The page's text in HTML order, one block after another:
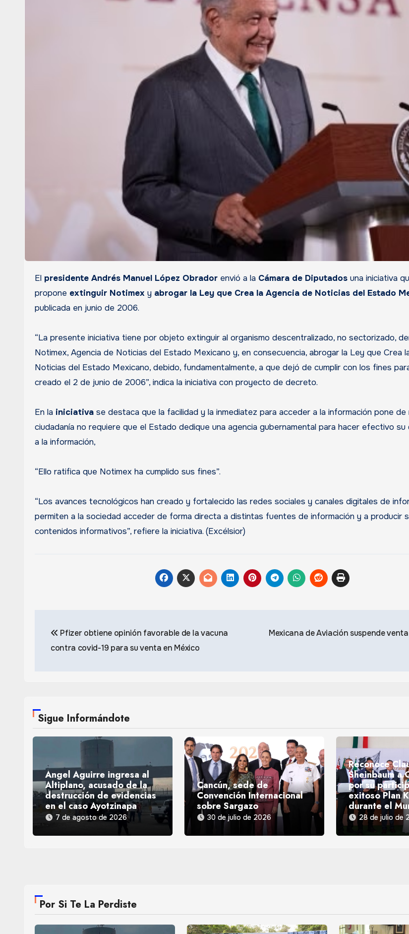
El presidente Andrés Manuel López Obrador envió a la Cámara de Diputados una iniciativa
propone extinguir Notimex y abrogar la Ley que Crea la Agencia de Noticias del Estado
publicada en junio de 2006.
“La presente iniciativa tiene por objeto extinguir al organismo descentralizado, no sectorizado,
Notimex, Agencia de Noticias del Estado Mexicano y, en consecuencia, abrogar la Ley que Crea
Noticias del Estado Mexicano, debido, fundamentalmente, a que dejó de cumplir con los fines
creado el 2 de junio de 2006”, indica la iniciativa con proyecto de decreto.
En la iniciativa se destaca que la facilidad y la inmediatez para acceder a la información pone
ciudadanía no requiere que el Estado dedique una agencia gubernamental para hacer efectivo su
a la información,
“Ello ratifica que Notimex ha cumplido sus fines”.
“Los avances tecnológicos han creado y fortalecido las redes sociales y canales digitales de
permiten a la sociedad acceder de forma directa a distintas fuentes de información y a producir
contenidos informativos”, refiere la iniciativa. (Excélsior)
de
Pfizer obtiene opinión favorable de la vacuna
contra covid-19 para su venta en México
Mexicana de Aviación suspende
Sigue Informándote
Ángel Aguirre ingresa al
Altiplano, acusado de la
destrucción de evidencias
en el caso Ayotzinapa
7 de agosto de 2026
Cancún, sede de
Convención Internacional
sobre Sargazo
30 de julio de 2026
Reconoce
Sheinbaum a
por su
exitoso Plan
durante el
28 de julio de
Por Si Te La Perdiste